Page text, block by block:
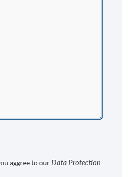
aggree to our Data Protection